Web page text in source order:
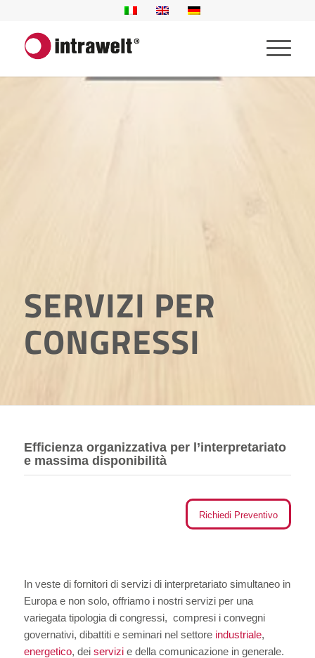
SERVIZI PER
CONGRESSI
Efficienza organizzativa per l’interpretariato
e massima disponibilità
Richiedi Preventivo
In veste di fornitori di servizi di interpretariato simultaneo in
Europa e non solo, offriamo i nostri servizi per una
variegata tipologia di congressi, compresi i convegni
governativi, dibattiti e seminari nel settore industriale,
energetico, dei servizie della comunicazione in generale.